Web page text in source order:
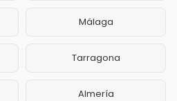
Málaga
Tarragona
Almería